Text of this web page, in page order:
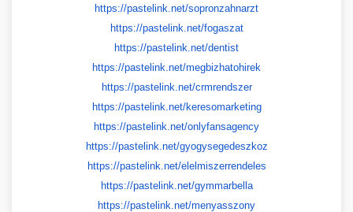
https://pastelink.net/sopronzahnarzt
https://pastelink.net/fogaszat
https://pastelink.net/dentist
https://pastelink.net/megbizhatohirek
https://pastelink.net/crmrendszer
https://pastelink.net/keresomarketing
https://pastelink.net/onlyfansagency
https://pastelink.net/gyogysegedeszkoz
https://pastelink.net/elelmiszerrendeles
https://pastelink.net/gymmarbella
https://pastelink.net/menyasszony